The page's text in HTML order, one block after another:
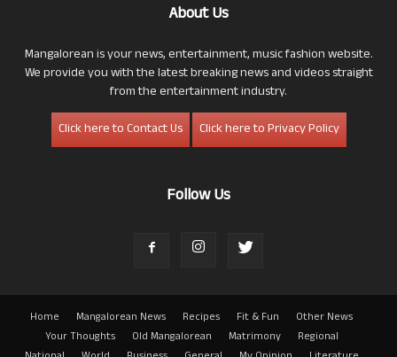
About Us
Mangalorean is your news, entertainment, music fashion website.
We provide you with the latest breaking news and videos straight
from the entertainment industry.
Click here to Contact Us
Click here to Privacy Policy
Follow Us
Home Mangalorean News Recipes Fit & Fun
Other News
Your Thoughts
Old Mangalorean Matrimony
Regional